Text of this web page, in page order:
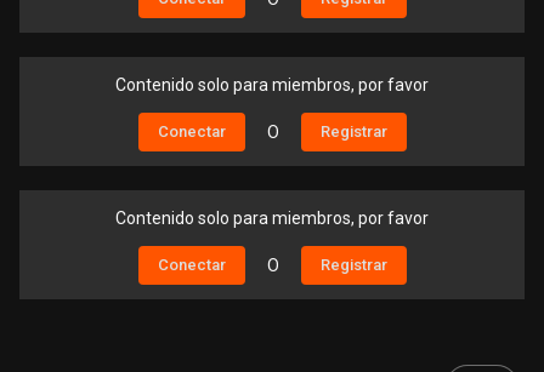
Contenido solo para miembros, por favor
Conectar O Registrar
Contenido solo para miembros, por favor
Conectar O Registrar